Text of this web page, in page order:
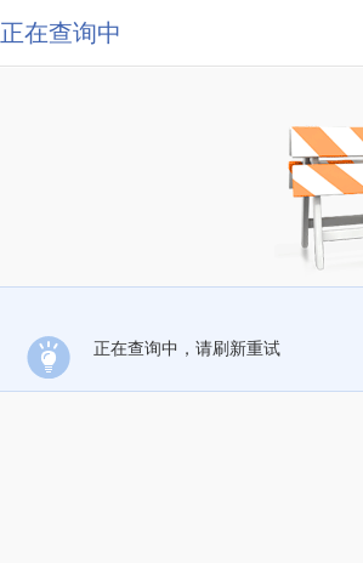
正在查询中
正在查询中，请刷新重试